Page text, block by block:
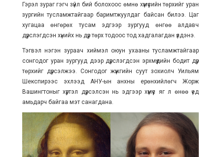
Гэрэл зураг гэгч зүйл бий болохоос өмнө хүмүүсийн төрхийг уран
зургийн тусламжтайгаар баримтжуулдаг байсан билээ. Цаг
хугацаа өнгөрөх тусам эдгээр зургууд өнгөө алдавч
дүрслэгдсэн хүнийх нь дүр төрх тодоос тод хадгалагдан үлдэнэ.
Тэгвэлнэгэн зураач хиймэл оюун ухааны тусламжтайгаар
сонгодог уран зургууд дээр дүрслэгдсэн эрхмүүдийн бодит дүр
төрхийг дүрсэлжээ. Сонгодог жүжгийн суут зохиолч Уильям
Шекспирээс эхлээд АНУ-ын анхны ерөнхийлөгч Жорж
Вашингтоныг хүртэл дүрсэлсэн нь эдгээр хүмүүс яг л өнөө үед
амьдарч байгаа мэт санагдана.